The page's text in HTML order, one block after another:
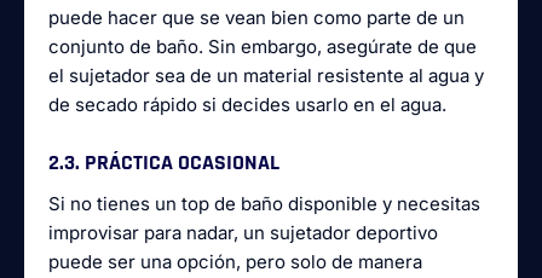
puede hacer que se vean bien como parte de un
conjunto de baño. Sin embargo, asegúrate de que
el sujetador sea de un material resistente al agua y
de secado rápido si decides usarlo en el agua.
2.3. PRÁCTICA OCASIONAL
Si no tienes un top de baño disponible y necesitas
improvisar para nadar, un sujetador deportivo
puede ser una opción, pero solo de manera